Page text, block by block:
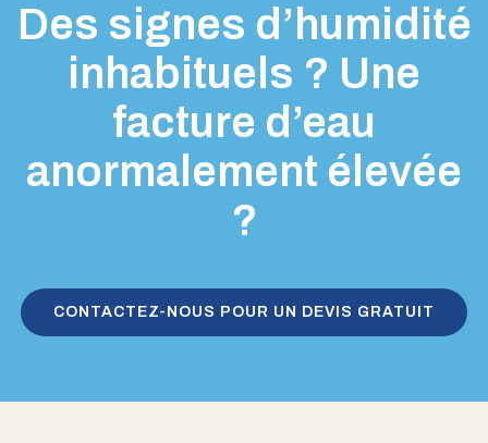
Des signes d’humidité
inhabituels ? Une
facture d’eau
anormalement élevée
?
CONTACTEZ-NOUS POUR UN DEVIS GRATUIT